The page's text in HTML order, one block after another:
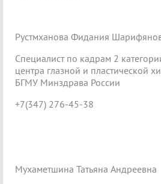
Рустмханова Фидания
Специалист по кадрам 2
центра глазной и пластической
БГМУ Минздрава России
+7(347) 276-45-38
Мухаметшина Татьяна Андреевна